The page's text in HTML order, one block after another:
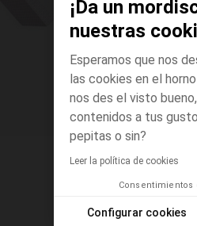
¡Da un
nuestras
Esperamos que nos
las cookies en el
nos des el visto
contenidos a tus
pepitas o sin?
Leer la política de cookies
Configurar cookies